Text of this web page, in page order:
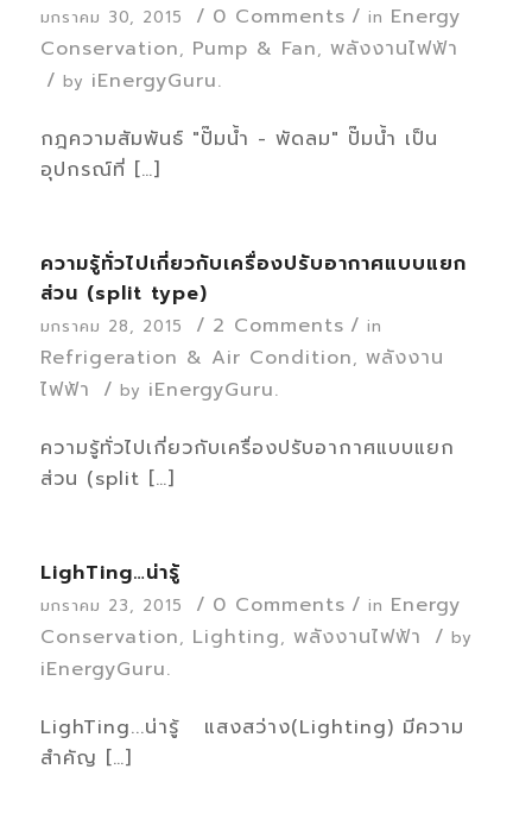
มกราคม 30, 2015 / 0 Comments / in Energy
Conservation, Pump & Fan, พลังงานไฟฟ้า
/ by iEnergyGuru.
กฎความสัมพันธ์ "ปั๊มน้ำ - พัดลม" ปั๊มน้ำ เป็น
อุปกรณ์ที่ […]
ความรู้ทั่วไปเกี่ยวกับเครื่องปรับอากาศแบบแยก
ส่วน (split type)
มกราคม 28, 2015 / 2 Comments / in
Refrigeration & Air Condition, พลังงาน
ไฟฟ้า / by iEnergyGuru.
ความรู้ทั่วไปเกี่ยวกับเครื่องปรับอากาศแบบแยก
ส่วน (split […]
LighTing…น่ารู้
มกราคม 23, 2015 / 0 Comments / in Energy
Conservation, Lighting, พลังงานไฟฟ้า / by
iEnergyGuru.
LighTing...น่ารู้ แสงสว่าง(Lighting) มีความ
สำคัญ […]